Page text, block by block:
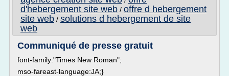
d'hebergement site web / offre d hebergement
site web / solutions d hebergement de site
web
Communiqué de presse gratuit
font-family:"Times New Roman";
mso-fareast-language:JA;}